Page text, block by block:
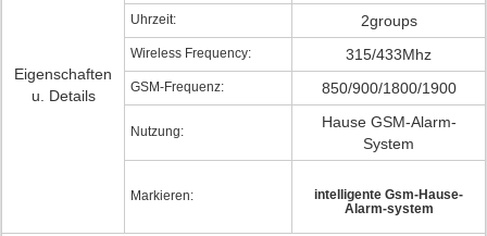
Eigenschaften
u. Details
Uhrzeit: 2groups
Wireless Frequency: 315/433Mhz
GSM-Frequenz: 850/900/1800/1900
Nutzung:
Hause GSM-Alarm-
System
Markieren:
intelligente Gsm-Hause-
Alarm-system